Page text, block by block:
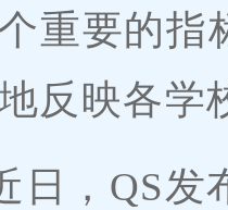
重要的指
反映各学
日，QS发